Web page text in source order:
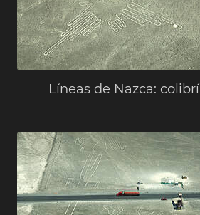
Líneas de Nazca: colibrí